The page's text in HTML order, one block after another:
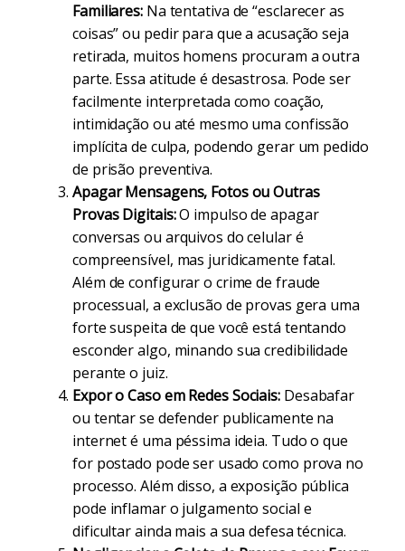
Familiares:Na tentativa de “esclarecer as
coisas” ou pedir para que a acusação seja
retirada, muitos homens procuram a outra
parte. Essa atitude é desastrosa. Pode ser
facilmente interpretada como coação,
intimidação ou até mesmo uma confissão
implícita de culpa, podendo gerar um pedido
de prisão preventiva.
Apagar Mensagens, Fotos ou Outras
Provas Digitais:O impulso de apagar
conversas ou arquivos do celular é
compreensível, mas juridicamente fatal.
Além de configurar o crime de fraude
processual, a exclusão de provas gera uma
forte suspeita de que você está tentando
esconder algo, minando sua credibilidade
perante o juiz.
Expor o Caso em Redes Sociais: Desabafar
ou tentar se defender publicamente na
internet é uma péssima ideia. Tudo o que
for postado pode ser usado como prova no
processo. Além disso, a exposição pública
pode inflamar o julgamento social e
dificultar ainda mais a sua defesa técnica.